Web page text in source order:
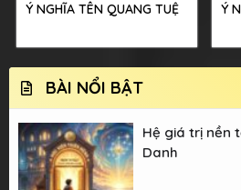
Ý NGHĨA TÊN QUANG TUỆ Ý
BÀI NỔI BẬT
Hệ giá trị nền
Danh